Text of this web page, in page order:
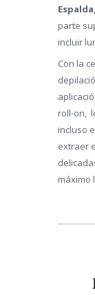
Espalda,
parte
incluir
Con la
roll-on,
incluso
extraer
máximo